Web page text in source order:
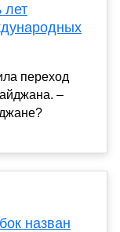
лет
переход
–
назван